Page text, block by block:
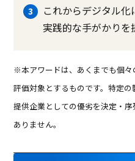
これからデジタル
実践的な手がかりを
※本アワードは、あくまでも個
評価対象とするものです。特定
提供企業としての優劣を決定・
ありません。